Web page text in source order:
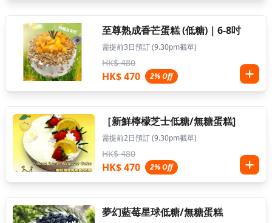
至尊熟成香芒蛋糕 (低糖)｜6-8吋
需提前3日預訂 (9.30pm截單)
HK$ 480
HK$ 470 2% Off
［新鮮檸檬芝士低糖/無糖蛋糕]
需提前2日預訂 (9.30pm截單)
HK$ 480
HK$ 470 2% Off
夢幻藍莓星球低糖/無糖蛋糕